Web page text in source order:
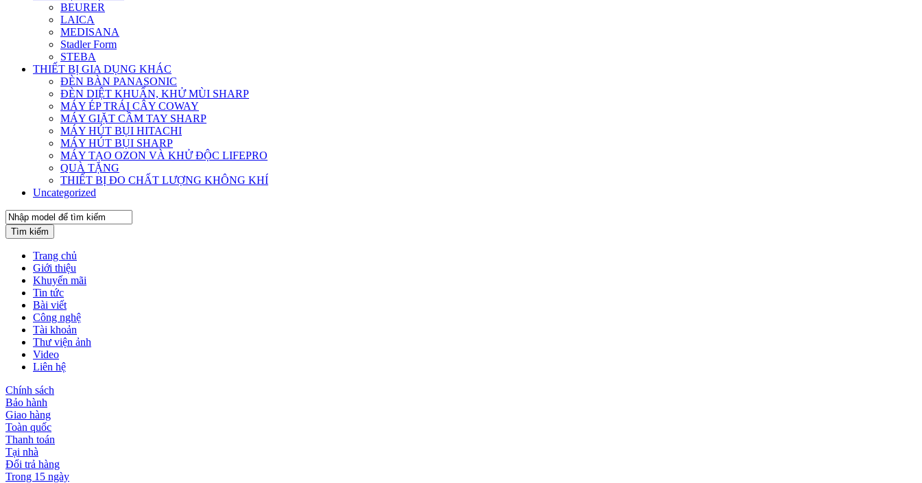
BEURER
LAICA
MEDISANA
Stadler Form
STEBA
THIẾT BỊ GIA DỤNG KHÁC
ĐÈN BÀN PANASONIC
ĐÈN DIỆT KHUẨN, KHỬ MÙI SHARP
MÁY ÉP TRÁI CÂY COWAY
MÁY GIẶT CẦM TAY SHARP
MÁY HÚT BỤI HITACHI
MÁY HÚT BỤI SHARP
MÁY TẠO OZON VÀ KHỬ ĐỘC LIFEPRO
QUÀ TẶNG
THIẾT BỊ ĐO CHẤT LƯỢNG KHÔNG KHÍ
Uncategorized
Tìm kiếm
Trang chủ
Giới thiệu
Khuyến mãi
Tin tức
Bài viết
Công nghệ
Tài khoản
Thư viện ảnh
Video
Liên hệ
Chính sách
Bảo hành
Giao hàng
Toàn quốc
Thanh toán
Tại nhà
Đổi trả hàng
Trong 15 ngày